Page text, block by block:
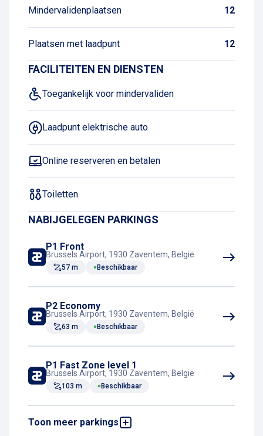
Mindervalidenplaatsen 12
Plaatsen met laadpunt 12
FACILITEITEN EN DIENSTEN
Toegankelijk voor mindervaliden
Laadpunt elektrische auto
Online reserveren en betalen
Toiletten
NABIJGELEGEN PARKINGS
P1 Front
Brussels Airport, 1930 Zaventem, België
57 m Beschikbaar
P2 Economy
Brussels Airport, 1930 Zaventem, België
63 m Beschikbaar
P1 Fast Zone level 1
Brussels Airport, 1930 Zaventem, België
103 m Beschikbaar
Toon meer parkings
P1 VIP